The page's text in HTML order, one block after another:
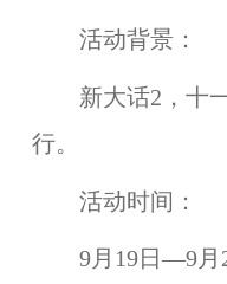
活动背景：
新大话2，十一
行。
活动时间：
9月19日—9月